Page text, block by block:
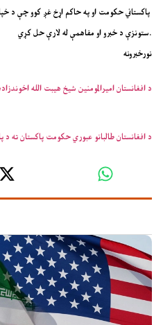
پاکستاني حکومت او په حاکم اړخ غږ کوو چې د
ستونزې د خبرو او مفاهمې له لارې حل کړي.
نورخبرونه
د افغانستان امیرالمومنین شیخ هیبت الله
د افغانستان طالبانو عبوري حکومت پاکستان ته